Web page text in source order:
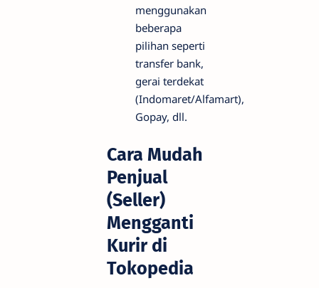
menggunakan
beberapa
pilihan seperti
transfer bank,
gerai terdekat
(Indomaret/Alfamart),
Gopay, dll.
Cara Mudah
Penjual
(Seller)
Mengganti
Kurir di
Tokopedia